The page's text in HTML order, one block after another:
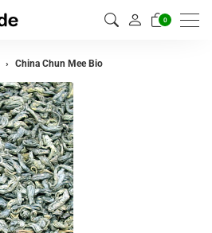
0
China Chun Mee Bio